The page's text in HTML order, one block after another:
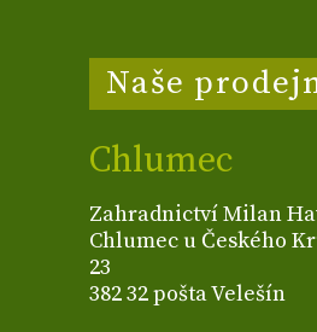
Naše
Chlumec
Zahradnictví Milan
Chlumec u Českého
23
382 32 pošta Velešín